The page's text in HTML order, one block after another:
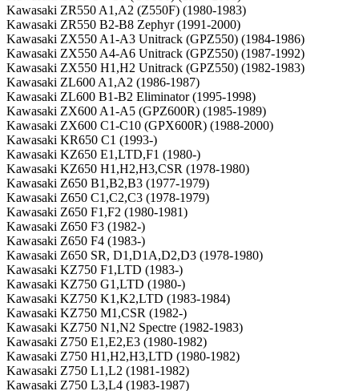
Kawasaki ZR550 A1,A2 (Z550F) (1980-1983)
Kawasaki ZR550 B2-B8 Zephyr (1991-2000)
Kawasaki ZX550 A1-A3 Unitrack (GPZ550) (1984-1986)
Kawasaki ZX550 A4-A6 Unitrack (GPZ550) (1987-1992)
Kawasaki ZX550 H1,H2 Unitrack (GPZ550) (1982-1983)
Kawasaki ZL600 A1,A2 (1986-1987)
Kawasaki ZL600 B1-B2 Eliminator (1995-1998)
Kawasaki ZX600 A1-A5 (GPZ600R) (1985-1989)
Kawasaki ZX600 C1-C10 (GPX600R) (1988-2000)
Kawasaki KR650 C1 (1993-)
Kawasaki KZ650 E1,LTD,F1 (1980-)
Kawasaki KZ650 H1,H2,H3,CSR (1978-1980)
Kawasaki Z650 B1,B2,B3 (1977-1979)
Kawasaki Z650 C1,C2,C3 (1978-1979)
Kawasaki Z650 F1,F2 (1980-1981)
Kawasaki Z650 F3 (1982-)
Kawasaki Z650 F4 (1983-)
Kawasaki Z650 SR, D1,D1A,D2,D3 (1978-1980)
Kawasaki KZ750 F1,LTD (1983-)
Kawasaki KZ750 G1,LTD (1980-)
Kawasaki KZ750 K1,K2,LTD (1983-1984)
Kawasaki KZ750 M1,CSR (1982-)
Kawasaki KZ750 N1,N2 Spectre (1982-1983)
Kawasaki Z750 E1,E2,E3 (1980-1982)
Kawasaki Z750 H1,H2,H3,LTD (1980-1982)
Kawasaki Z750 L1,L2 (1981-1982)
Kawasaki Z750 L3,L4 (1983-1987)